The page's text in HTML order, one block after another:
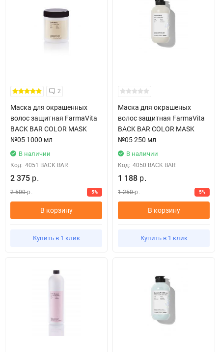
2
Маска для окрашенных
волос защитная FarmaVita
BACK BAR COLOR MASK
№05 1000 мл
В наличии
Код: 4051 BACK BAR
2 375 р.
2 500р. 5%
В корзину
Купить в 1 клик
Маска для окрашеных
волос защитная FarmaVita
BACK BAR COLOR MASK
№05 250 мл
В наличии
Код: 4050 BACK BAR
1 188 р.
1 250р. 5%
В корзину
Купить в 1 клик